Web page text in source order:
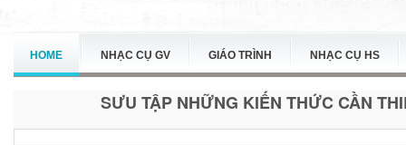
HOME NHẠC CỤ GV GIÁO TRÌNH NHẠC CỤ HS
SƯU TẬP NHỮNG KIẾN THỨC CẦN